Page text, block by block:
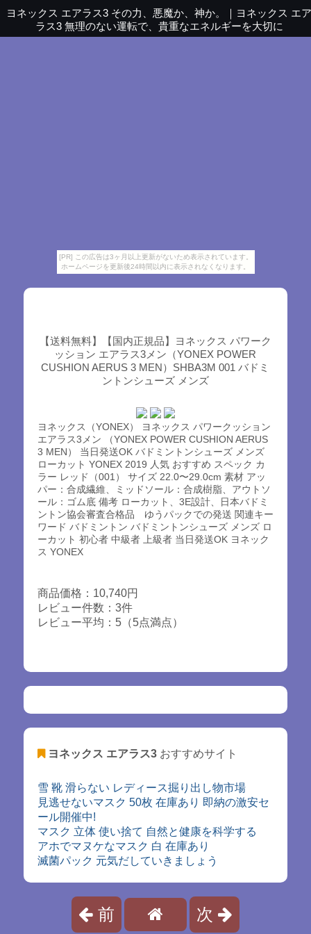
[PR] この広告は3ヶ月以上更新がないため表示されています。
ホームページを更新後24時間以内に表示されなくなります。
ヨネックス エアラス3 その力、悪魔か、神か。 ｜ ヨネックス エア
ラス3 無理のない運転で、貴重なエネルギーを大切に
【送料無料】【国内正規品】ヨネックス パワーク
ッション エアラス3メン（YONEX POWER
CUSHION AERUS 3 MEN）SHBA3M 001 バドミ
ントンシューズ メンズ
ヨネックス（YONEX） ヨネックス パワークッション
エアラス3メン （YONEX POWER CUSHION AERUS
3 MEN） 当日発送OK バドミントンシューズ メンズ
ローカット YONEX 2019 人気 おすすめ スペック カ
ラー レッド（001） サイズ 22.0〜29.0cm 素材 アッ
パー：合成繊維、ミッドソール：合成樹脂、アウトソ
ール：ゴム底 備考 ローカット、3E設計、日本バドミ
ントン協会審査合格品 ゆうパックでの発送 関連キー
ワード バドミントン バドミントンシューズ メンズ ロ
ーカット 初心者 中級者 上級者 当日発送OK ヨネック
ス YONEX
商品価格：10,740円
レビュー件数：3件
レビュー平均：5（5点満点）
ヨネックス エアラス3おすすめサイト
雪 靴 滑らない レディース掘り出し物市場
見逃せないマスク 50枚 在庫あり 即納の激安セ
ール開催中!
マスク 立体 使い捨て 自然と健康を科学する
アホでマヌケなマスク 白 在庫あり
滅菌パック 元気だしていきましょう
前 次